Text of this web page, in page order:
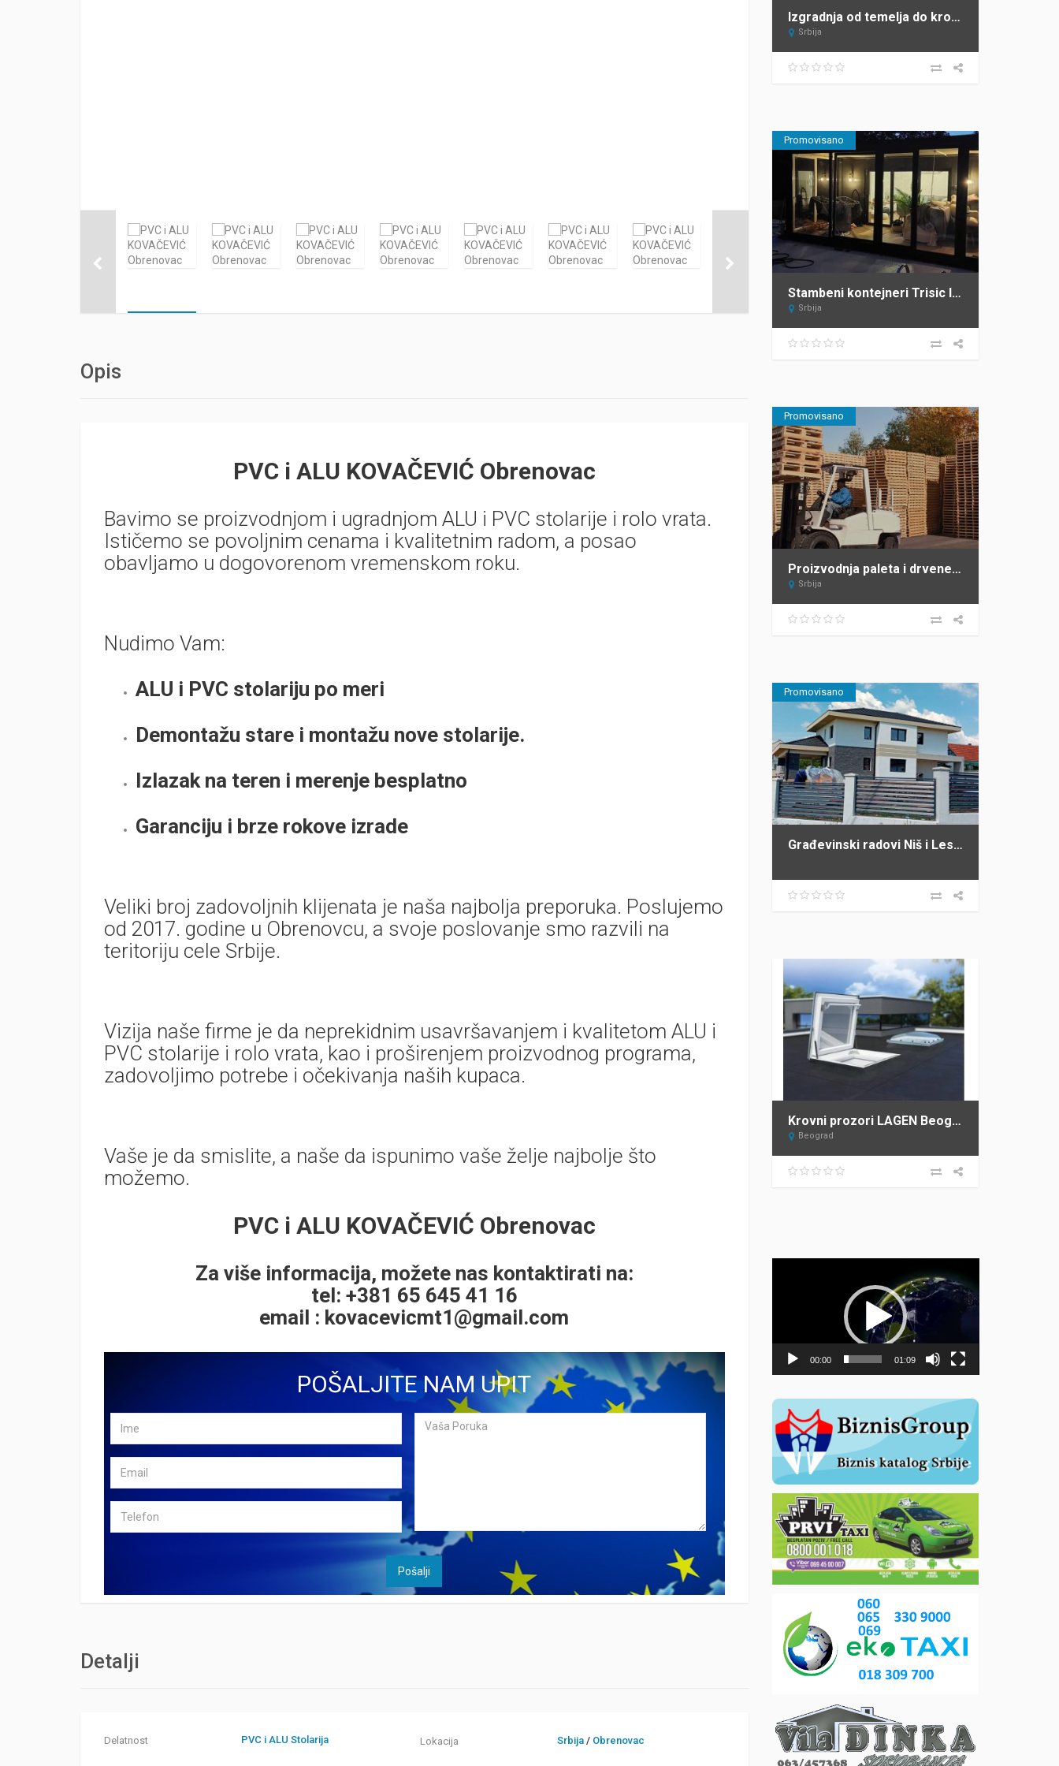
Opis
PVC i ALU KOVAČEVIĆ Obrenovac
Bavimo se proizvodnjom i ugradnjom ALU i PVC stolarije i rolo vrata.
Ističemo se povoljnim cenama i kvalitetnim radom, a posao
obavljamo u dogovorenom vremenskom roku.
Nudimo Vam:
ALU i PVC stolariju po meri
Demontažu stare i montažu nove stolarije.
Izlazak na teren i merenje besplatno
Garanciju i brze rokove izrade
Veliki broj zadovoljnih klijenata je naša najbolja preporuka. Poslujemo
od 2017. godine u Obrenovcu, a svoje poslovanje smo razvili na
teritoriju cele Srbije.
Vizija naše firme je da neprekidnim usavršavanjem i kvalitetom ALU i
PVC stolarije i rolo vrata, kao i proširenjem proizvodnog programa,
zadovoljimo potrebe i očekivanja naših kupaca.
Vaše je da smislite, a naše da ispunimo vaše želje najbolje što
možemo.
PVC i ALU KOVAČEVIĆ Obrenovac
Za više informacija, možete nas kontaktirati na:
tel: +381 65 645 41 16
email : kovacevicmt1@gmail.com
POŠALJITE NAM UPIT
Detalji
Delatnost PVC i ALU Stolarija Lokacija Srbija/ Obrenovac
Izgradnja od temelja do krova JAGODIC Sopot
Srbija
Promovisano
Stambeni kontejneri Trisic lux
Srbija
Promovisano
Proizvodnja paleta i drvene ambalaže – Sipal – Žabalj
Srbija
Promovisano
Građevinski radovi Niš i Leskovac PROFI GRADNJA SPASIĆ
Krovni prozori LAGEN Beograd – ovlašćeni distributer FAKRO za Srbiju
Beograd
00:00 01:09